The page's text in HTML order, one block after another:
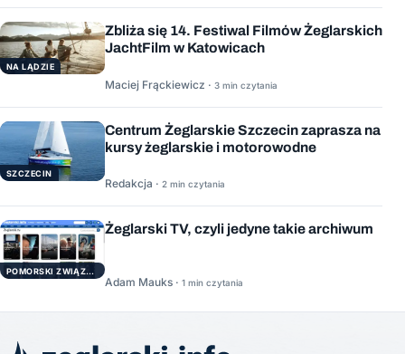
NA LĄDZIE
Zbliża się 14. Festiwal Filmów Żeglarskich
JachtFilm w Katowicach
Maciej Frąckiewicz · 3 min czytania
SZCZECIN
Centrum Żeglarskie Szczecin zaprasza na
kursy żeglarskie i motorowodne
Redakcja · 2 min czytania
POMORSKI ZWIĄZEK ŻEGLARSKI
Żeglarski TV, czyli jedyne takie archiwum
Adam Mauks · 1 min czytania